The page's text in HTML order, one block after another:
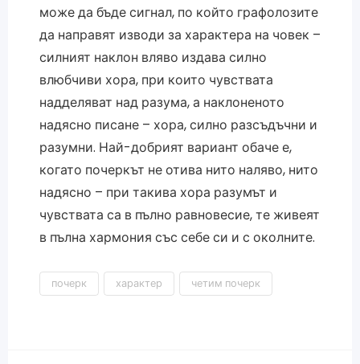
може да бъде сигнал, по който графолозите
да направят изводи за характера на човек –
силният наклон вляво издава силно
влюбчиви хора, при които чувствата
надделяват над разума, а наклоненото
надясно писане – хора, силно разсъдъчни и
разумни. Най-добрият вариант обаче е,
когато почеркът не отива нито наляво, нито
надясно – при такива хора разумът и
чувствата са в пълно равновесие, те живеят
в пълна хармония със себе си и с околните.
почерк характер четим почерк